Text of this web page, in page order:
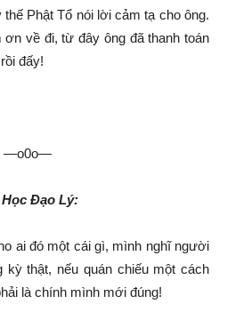
Phật Tổ nói lời cảm tạ cho ông.
về đi, từ đây ông đã thanh toán
đấy!
—o0o—
Đạo Lý:
ai đó một cái gì, mình nghĩ người
thật, nếu quán chiếu một cách
là chính mình mới đúng!